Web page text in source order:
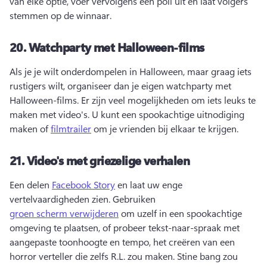
stemmen op de winnaar.
20.Watchparty met Halloween-films
Als je je wilt onderdompelen in Halloween, maar graag iets
rustigers wilt, organiseer dan je eigen watchparty met
Halloween-films. Er zijn veel mogelijkheden om iets leuks te
maken met video's. U kunt een spookachtige uitnodiging
maken of filmtrailer om je vrienden bij elkaar te krijgen.
21.Video's met griezelige verhalen
Een delen Facebook Story en laat uw enge
vertelvaardigheden zien. Gebruiken
groen scherm verwijderen om uzelf in een spookachtige
omgeving te plaatsen, of probeer tekst-naar-spraak met
aangepaste toonhoogte en tempo, het creëren van een
horror verteller die zelfs R.L. zou maken. Stine bang zou